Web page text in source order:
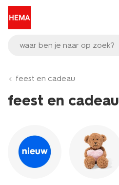
waar ben je naar op zoek?
feest en cadeau
feest en cadeau